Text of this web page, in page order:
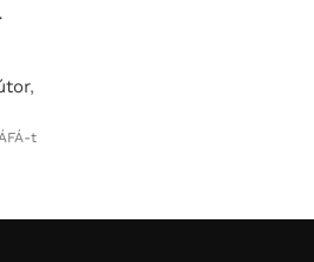
,
t